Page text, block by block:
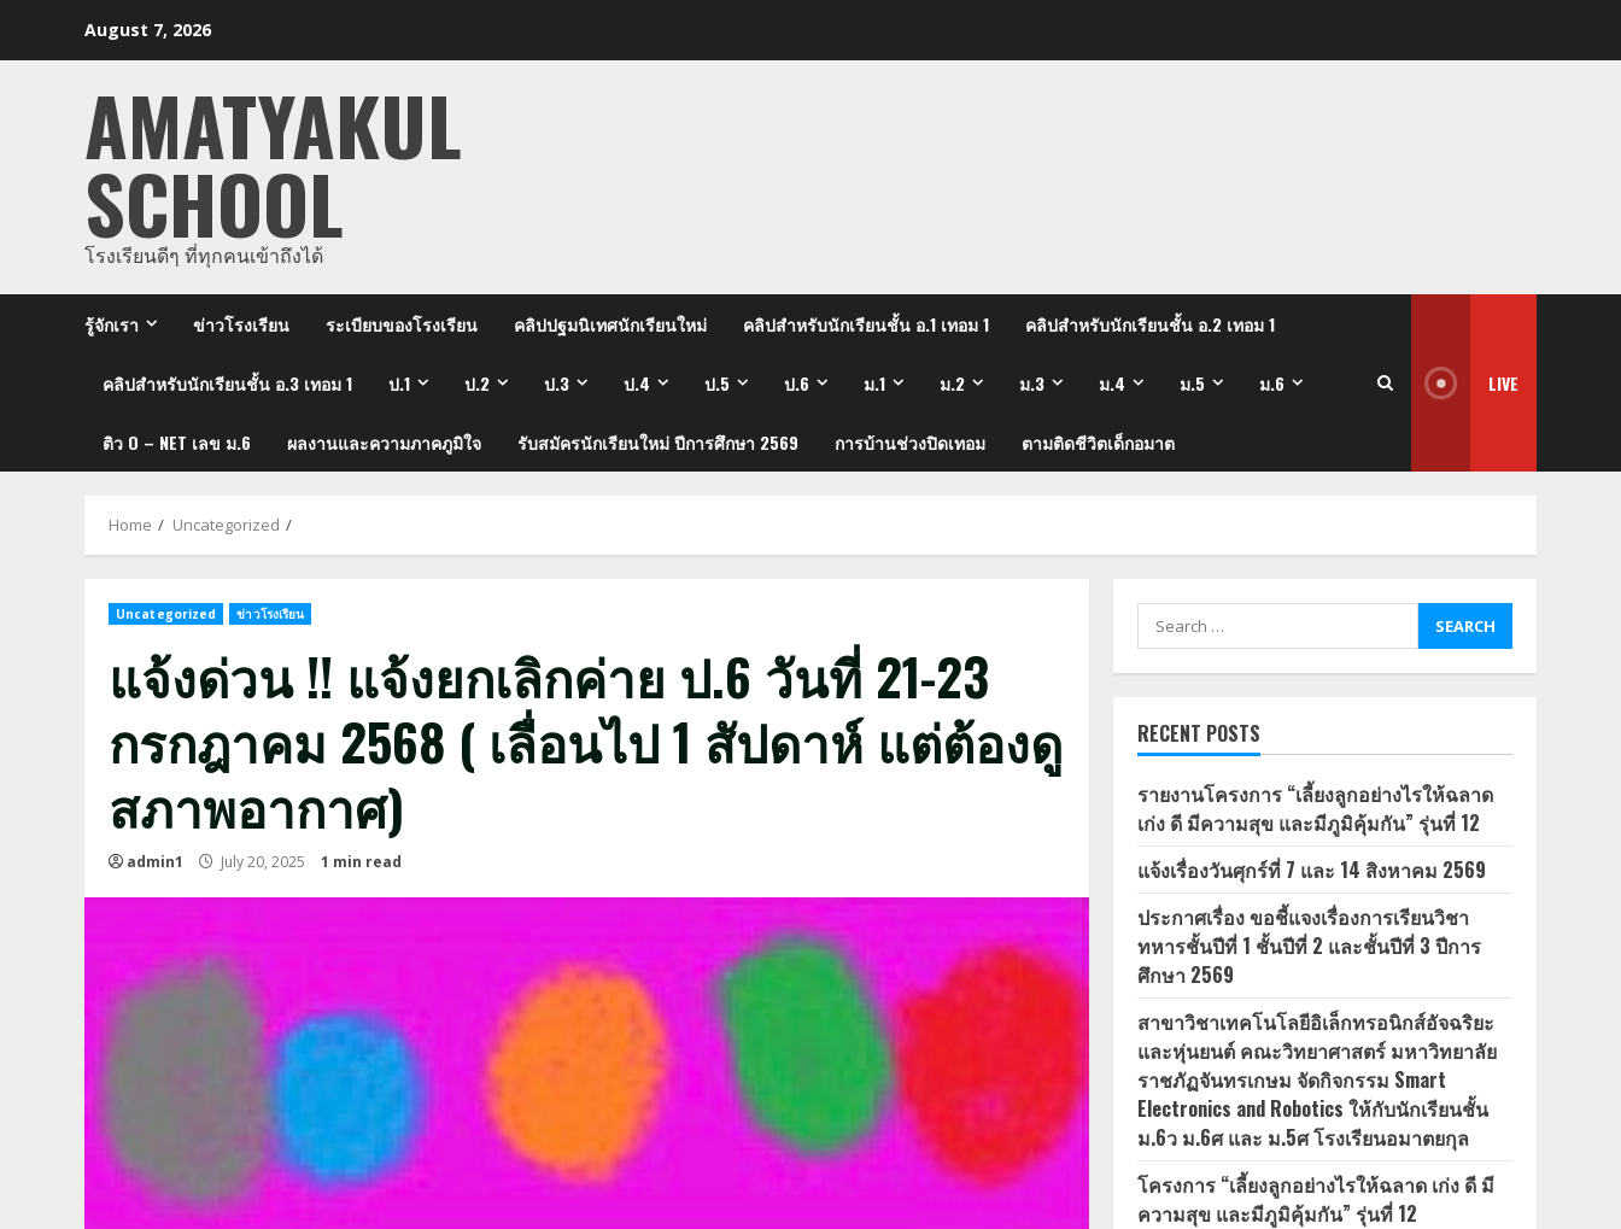
August 7, 2026
AMATYAKUL
SCHOOL
โรงเรียนดีๆ ที่ทุกคนเข้าถึงได้
รู้จักเรา ข่าวโรงเรียน ระเบียบของโรงเรียน คลิปปฐมนิเทศนักเรียนใหม่ คลิปสำหรับนักเรียนชั้น อ.1 เทอม 1 คลิปสำหรับนักเรียนชั้น อ.2 เทอม 1
คลิปสำหรับนักเรียนชั้น อ.3 เทอม 1 ป.1 ป.2 ป.3 ป.4 ป.5 ป.6 ม.1 ม.2 ม.3 ม.4 ม.5 ม.6
ติว O – NET เลข ม.6 ผลงานและความภาคภูมิใจ รับสมัครนักเรียนใหม่ ปีการศึกษา 2569 การบ้านช่วงปิดเทอม ตามติดชีวิตเด็กอมาต
LIVE
Home Uncategorized
Uncategorized ข่าวโรงเรียน
แจ้งด่วน !! แจ้งยกเลิกค่าย ป.6 วันที่ 21-23
กรกฎาคม 2568 ( เลื่อนไป 1 สัปดาห์ แต่ต้องดู
สภาพอากาศ)
admin1 July 20, 2025 1 min read
Search
for:
RECENT POSTS
รายงานโครงการ “เลี้ยงลูกอย่างไรให้ฉลาด
เก่ง ดี มีความสุข และมีภูมิคุ้มกัน” รุ่นที่ 12
แจ้งเรื่องวันศุกร์ที่ 7 และ 14 สิงหาคม 2569
ประกาศเรื่อง ขอชี้แจงเรื่องการเรียนวิชา
ทหารชั้นปีที่ 1 ชั้นปีที่ 2 และชั้นปีที่ 3 ปีการ
ศึกษา 2569
สาขาวิชาเทคโนโลยีอิเล็กทรอนิกส์อัจฉริยะ
และหุ่นยนต์ คณะวิทยาศาสตร์ มหาวิทยาลัย
ราชภัฏจันทรเกษม จัดกิจกรรม Smart
Electronics and Robotics ให้กับนักเรียนชั้น
ม.6ว ม.6ศ และ ม.5ศ โรงเรียนอมาตยกุล
โครงการ “เลี้ยงลูกอย่างไรให้ฉลาด เก่ง ดี มี
ความสุข และมีภูมิคุ้มกัน” รุ่นที่ 12